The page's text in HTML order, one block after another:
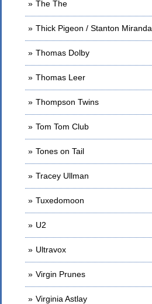
The The
Thick Pigeon / Stanton Miranda
Thomas Dolby
Thomas Leer
Thompson Twins
Tom Tom Club
Tones on Tail
Tracey Ullman
Tuxedomoon
U2
Ultravox
Virgin Prunes
Virginia Astlay